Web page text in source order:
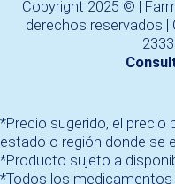
Copyright 2025 © |
derechos reservados |
*Precio sugerido, el precio
estado o región donde se
*Producto sujeto a
*Todos los